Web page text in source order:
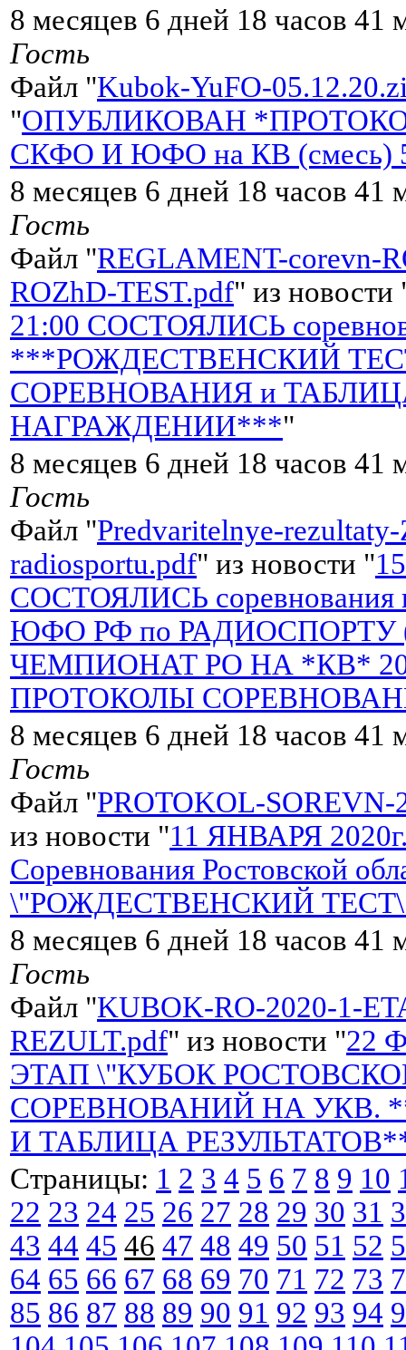
8 месяцев 6 дней 18 часов 41
Гость
Файл "Kubok-YuFO-
"ОПУБЛИКОВАН
СКФО И ЮФО на КВ (смесь) 5
8 месяцев 6 дней 18 часов 41
Гость
Файл "REGLAMENT-corevn-
ROZhD-TEST.pdf" из новости
21:00 СОСТОЯЛИСЬ
***РОЖДЕСТВЕНСКИЙ
СОРЕВНОВАНИЯ и
НАГРАЖДЕНИИ***"
8 месяцев 6 дней 18 часов 41
Гость
Файл "Predvaritelnye-
radiosportu.pdf" из новости "
СОСТОЯЛИСЬ
ЮФО РФ по РАДИОСПОРТУ
ЧЕМПИОНАТ РО НА *КВ*
ПРОТОКОЛЫ
8 месяцев 6 дней 18 часов 41
Гость
Файл "PROTOKOL-SOREVN-
из новости "11 ЯНВАРЯ
Соревнования Ростовской
\"РОЖДЕСТВЕНСКИЙ
8 месяцев 6 дней 18 часов 41
Гость
Файл "KUBOK-RO-2020-1-
REZULT.pdf" из новости "22
ЭТАП \"КУБОК
СОРЕВНОВАНИЙ НА УКВ.
И ТАБЛИЦА
Страницы: 1 2 3 4 5 6 7 8 9 10
22 23 24 25 26 27 28 29 30 31
43 44 45 46 47 48 49 50 51 52
64 65 66 67 68 69 70 71 72 73
85 86 87 88 89 90 91 92 93 94